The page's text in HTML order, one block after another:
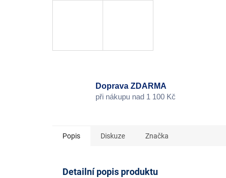
Doprava ZDARMA
při nákupu nad 1 100 Kč
Popis Diskuze Značka
Detailní popis produktu